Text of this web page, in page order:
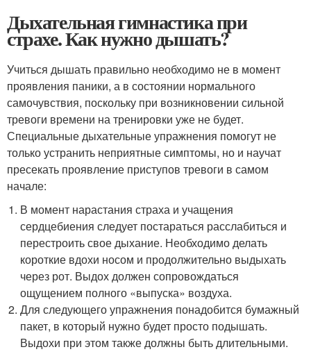
Дыхательная гимнастика при
страхе. Как нужно дышать?
Учиться дышать правильно необходимо не в момент
проявления паники, а в состоянии нормального
самочувствия, поскольку при возникновении сильной
тревоги времени на тренировки уже не будет.
Специальные дыхательные упражнения помогут не
только устранить неприятные симптомы, но и научат
пресекать проявление приступов тревоги в самом
начале:
В момент нарастания страха и учащения
сердцебиения следует постараться расслабиться и
перестроить свое дыхание. Необходимо делать
короткие вдохи носом и продолжительно выдыхать
через рот. Выдох должен сопровождаться
ощущением полного «выпуска» воздуха.
Для следующего упражнения понадобится бумажный
пакет, в который нужно будет просто подышать.
Выдохи при этом также должны быть длительными.